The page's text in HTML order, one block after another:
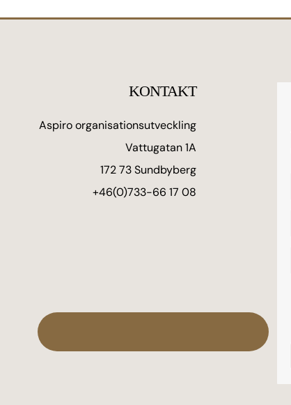
KONTAKT
Aspiro organisationsutveckling
Vattugatan 1A
172 73 Sundbyberg
+46(0)733-66 17 08